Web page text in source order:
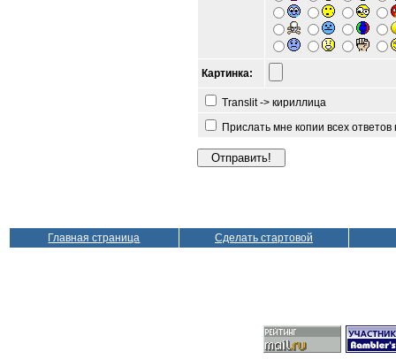
Картинка:
Translit -> кириллица
Прислать мне копии всех
Главная страница Сделать стартовой